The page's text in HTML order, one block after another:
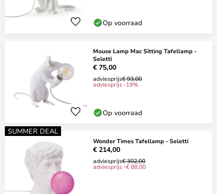
Op voorraad
Mouse Lamp Mac Sitting Tafellamp -
Seletti
€ 75,00
adviesprijs€ 93,00
adviesprijs -19%
Op voorraad
SUMMER DEAL
Wonder Times Tafellamp - Seletti
€ 214,00
adviesprijs€ 302,00
adviesprijs -€ 88,00